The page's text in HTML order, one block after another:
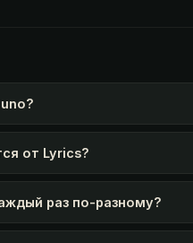
от Lyrics?
раз по-разному?